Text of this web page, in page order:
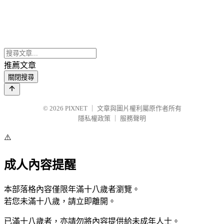
推薦文章
關閉搜尋
© 2026 PIXNET
文章與圖片權利屬原作者所有
隱私權政策
服務聲明
⚠️
成人內容提醒
本部落格內容僅限年滿十八歲者瀏覽。
若您未滿十八歲，請立即離開。
已滿十八歲者，亦請勿將內容提供給未成年人士。